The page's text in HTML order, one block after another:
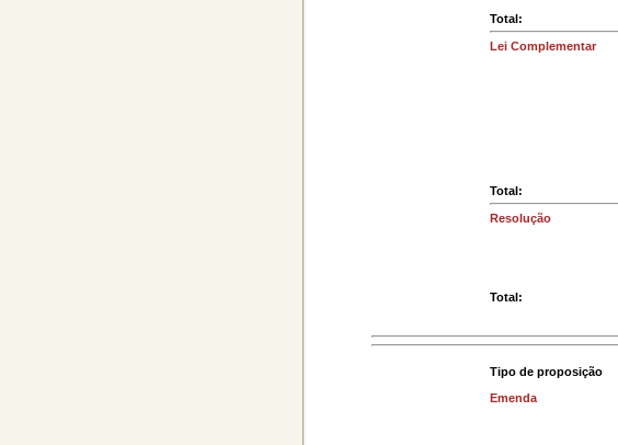
Total:
Lei Complementar
Total:
Resolução
Total:
Tipo de proposição
Emenda